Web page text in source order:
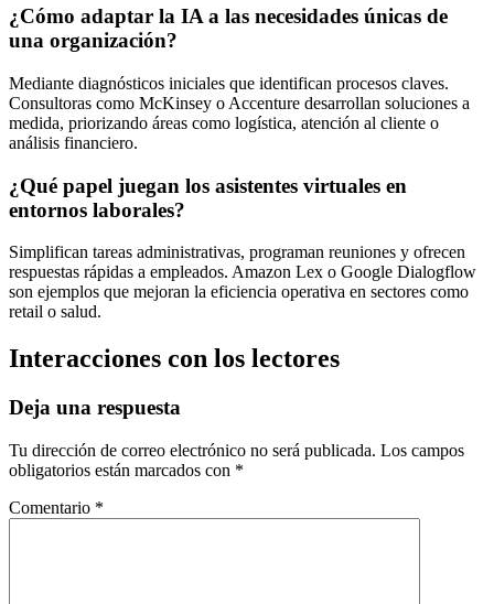
¿Cómo adaptar la IA a las necesidades únicas de
una organización?
Mediante diagnósticos iniciales que identifican procesos claves.
Consultoras como McKinsey o Accenture desarrollan soluciones a
medida, priorizando áreas como logística, atención al cliente o
análisis financiero.
¿Qué papel juegan los asistentes virtuales en
entornos laborales?
Simplifican tareas administrativas, programan reuniones y ofrecen
respuestas rápidas a empleados. Amazon Lex o Google Dialogflow
son ejemplos que mejoran la eficiencia operativa en sectores como
retail o salud.
Interacciones con los lectores
Deja una respuesta
Tu dirección de correo electrónico no será publicada. Los campos
obligatorios están marcados con *
Comentario *